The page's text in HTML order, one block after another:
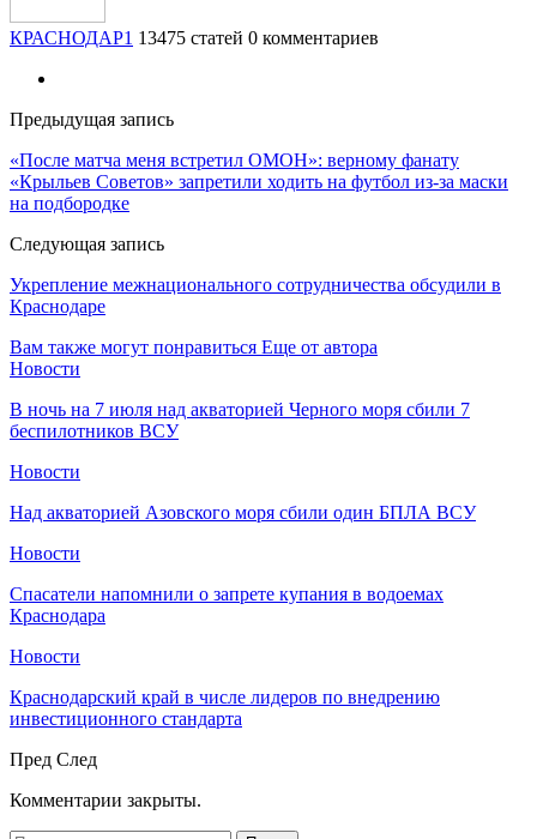
КРАСНОДАР1 13475 статей 0 комментариев
Предыдущая запись
«После матча меня встретил ОМОН»: верному фанату
«Крыльев Советов» запретили ходить на футбол из-за маски
на подбородке
Следующая запись
Укрепление межнационального сотрудничества обсудили в
Краснодаре
Вам также могут понравиться Еще от автора
Новости
В ночь на 7 июля над акваторией Черного моря сбили 7
беспилотников ВСУ
Новости
Над акваторией Азовского моря сбили один БПЛА ВСУ
Новости
Спасатели напомнили о запрете купания в водоемах
Краснодара
Новости
Краснодарский край в числе лидеров по внедрению
инвестиционного стандарта
Пред След
Комментарии закрыты.